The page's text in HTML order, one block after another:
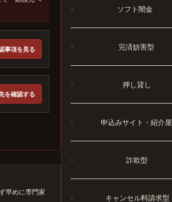
事項を見る
を確認する
早めに専門家
ソフト闇金
完済妨害型
押し貸し
申込みサイト・紹介屋
詐欺型
キャンセル料請求型